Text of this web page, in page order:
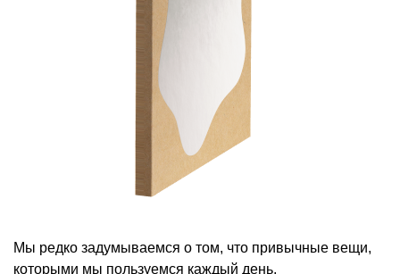
Мы редко задумываемся о том, что привычные вещи,
которыми мы пользуемся каждый день,